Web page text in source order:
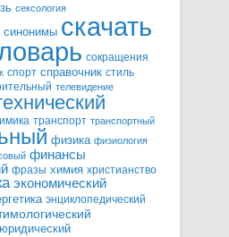
сексология
синонимы скачать
сокращения
спорт справочник стиль
телевидение
транспорт транспортный
физика физиология
финансы
фразы химия христианство
экономический
энциклопедический
юридический